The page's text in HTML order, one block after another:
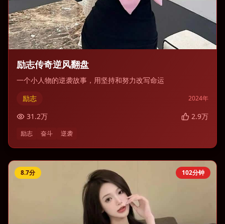
励志传奇逆风翻盘
一个小人物的逆袭故事，用坚持和努力改写命运
励志
2024年
31.2万 2.9万
励志 奋斗 逆袭
102分钟
8.7分